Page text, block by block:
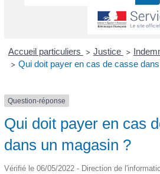
Accueil particuliers > Justice >
> Qui doit payer en cas de casse
Question-réponse
Qui doit payer en cas
dans un magasin ?
Vérifié le 06/05/2022 - Direction de